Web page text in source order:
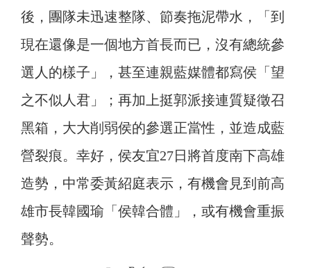
後，團隊未迅速整隊、節奏拖泥帶水，「到
現在還像是一個地方首長而已，沒有總統參
選人的樣子」，甚至連親藍媒體都寫侯「望
之不似人君」；再加上挺郭派接連質疑徵召
黑箱，大大削弱侯的參選正當性，並造成藍
營裂痕。 幸好，侯友宜27日將首度南下高雄
造勢，中常委黃紹庭表示，有機會見到前高
雄市長韓國瑜「侯韓合體」，或有機會重振
聲勢。